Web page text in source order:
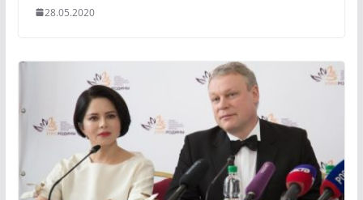
28.05.2020